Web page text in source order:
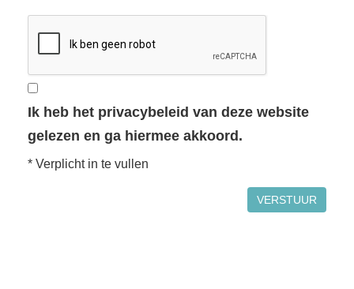
Ik heb het privacybeleid van deze website
gelezen en ga hiermee akkoord.
* Verplicht in te vullen